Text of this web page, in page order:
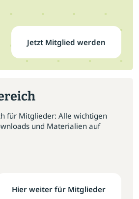
Jetzt Mitglied werden
für Mitglieder: Alle wichtigen
und Materialien auf
Hier weiter für Mitglieder